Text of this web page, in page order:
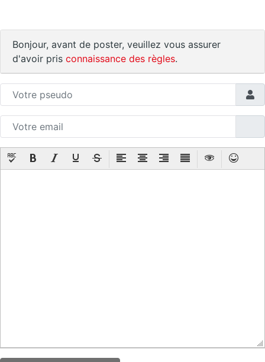
Bonjour, avant de poster, veuillez vous assurer
d'avoir pris connaissance des règles.